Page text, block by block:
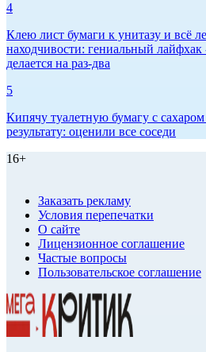
4
Клею лист бумаги к унитазу и всё
находчивости: гениальный лайфхак
делается на раз-два
5
Кипячу туалетную бумагу с
результату: оценили все соседи
16+
Заказать рекламу
Условия перепечатки
О сайте
Лицензионное соглашение
Частые вопросы
Пользовательское соглашение